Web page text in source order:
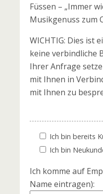
Füssen – „Immer
Musikgenuss zum
WICHTIG: Dies ist
keine verbindliche
Ihrer Anfrage
mit Ihnen in
mit Ihnen zu
Ich bin bereits
Ich bin
Ich komme auf
Name eintragen):